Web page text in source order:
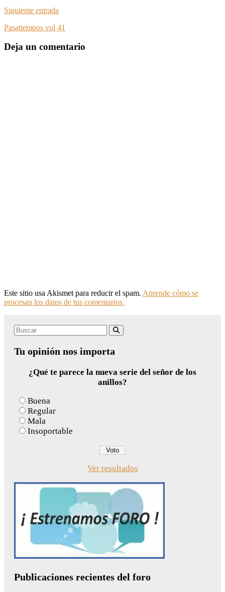
Siguiente entrada
Pasatiempos vol 41
Deja un comentario
Este sitio usa Akismet para reducir el spam. Aprende cómo se
procesan los datos de tus comentarios.
Search
Tu opinión nos importa
¿Qué te parece la nueva serie del señor de los
anillos?
Buena
Regular
Mala
Insoportable
Ver resultados
Publicaciones recientes del foro